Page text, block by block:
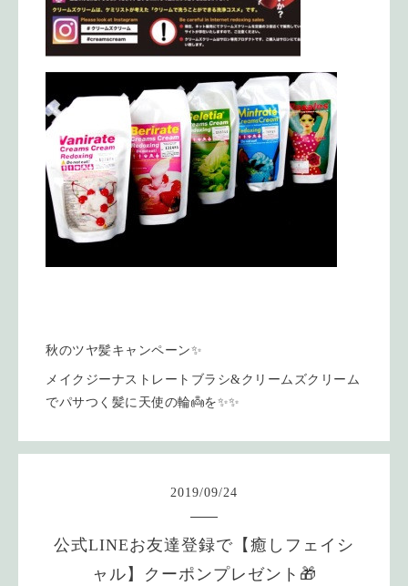
秋のツヤ髪キャンペーン✨
メイクジーナストレートブラシ&クリームズクリーム
でパサつく髪に天使の輪👼を✨✨
2019/09/24
公式LINEお友達登録で【癒しフェイシ
ャル】クーポンプレゼント🎁